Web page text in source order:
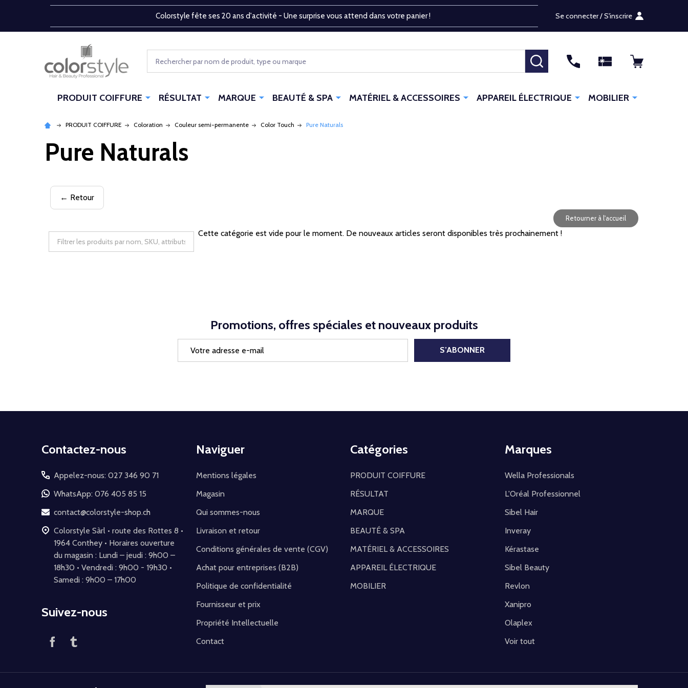
Colorstyle fête ses 20 ans d'activité - Une surprise vous attend dans votre panier ! Se connecter / S'inscrire
RECHERCHER
PRODUIT COIFFURE RÉSULTAT MARQUE BEAUTÉ & SPA MATÉRIEL & ACCESSOIRES APPAREIL ÉLECTRIQUE MOBILIER
PRODUIT COIFFURE Coloration Couleur semi-permanente Color Touch Pure Naturals
Pure Naturals
← Retour
Retourner à l'accueil
Cette catégorie est vide pour le moment. De nouveaux articles seront disponibles très prochainement !
Promotions, offres spéciales et nouveaux produits
S’ABONNER
Contactez-nous
Appelez-nous: 027 346 90 71
WhatsApp: 076 405 85 15
contact@colorstyle-shop.ch
Colorstyle Sàrl • route des Rottes 8 •
1964 Conthey • Horaires ouverture
du magasin : Lundi – jeudi : 9h00 –
18h30 • Vendredi : 9h00 - 19h30 •
Samedi : 9h00 – 17h00
Suivez-nous
Naviguer
Mentions légales
Magasin
Qui sommes-nous
Livraison et retour
Conditions générales de vente (CGV)
Achat pour entreprises (B2B)
Politique de confidentialité
Fournisseur et prix
Propriété Intellectuelle
Contact
Catégories
PRODUIT COIFFURE
RÉSULTAT
MARQUE
BEAUTÉ & SPA
MATÉRIEL & ACCESSOIRES
APPAREIL ÉLECTRIQUE
MOBILIER
Marques
Wella Professionals
L'Oréal Professionnel
Sibel Hair
Inveray
Kérastase
Sibel Beauty
Revlon
Xanipro
Olaplex
Voir tout